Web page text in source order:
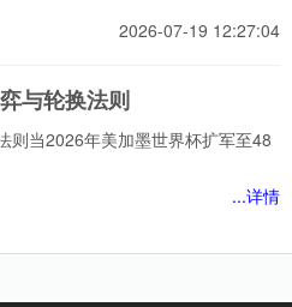
2026-07-19 12:27:04
与轮换法则
则当2026年美加墨世界杯扩军至48
...详情
2026-07-19 12:27:04